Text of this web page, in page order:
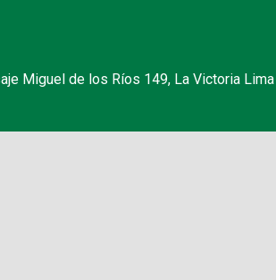
Miguel de los Ríos 149, La Victoria